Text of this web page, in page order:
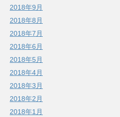
2018年9月
2018年8月
2018年7月
2018年6月
2018年5月
2018年4月
2018年3月
2018年2月
2018年1月